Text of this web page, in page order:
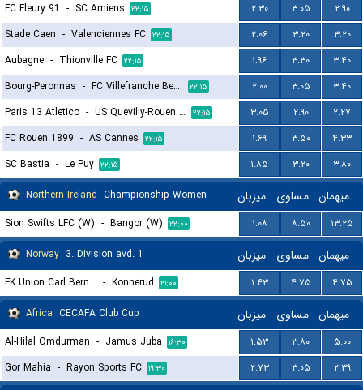
FC Fleury 91 - SC Amiens ۲۲:۱۵ ۲.۳۰ ۳.۰۵
۲.۹۰
Stade Caen - Valenciennes FC ۲۲:۱۵ ۲.۰۶ ۳.۲۰
۳.۲۰
Aubagne - Thionville FC ۲۲:۱۵ ۱.۹۶ ۳.۳۰
۳.۴۰
Bourg-Peronnas - FC Villefranche Beaujolais ۲۲:۱۵ ۲.۰۰ ۳.۰۵
۳.۴۰
Paris 13 Atletico - US Quevilly-Rouen Métropole ۲۲:۱۵ ۳.۰۵ ۲.۹۰
۲.۲۷
FC Rouen 1899 - AS Cannes ۲۲:۱۵ ۱.۶۹ ۳.۵۰
۴.۳۳
SC Bastia - Le Puy ۲۲:۱۵ ۱.۸۵ ۳.۲۰
۳.۸۰
Northern Ireland Championship Women میزبان مساوی میهمان
Sion Swifts LFC (W) - Bangor (W) ۲۲:۰۰ ۱.۰۸ ۸.۵۰
۱۳.۲۵
Norway 3. Division avd. 1 میزبان مساوی میهمان
FK Union Carl Berner - Konnerud ۲۱:۰۰ ۱.۴۳ ۴.۷۵
۴.۷۵
Africa CECAFA Club Cup میزبان مساوی میهمان
Al-Hilal Omdurman - Jamus Juba ۱۶:۳۰ ۱.۵۳ ۳.۸۰
۵.۰۰
Gor Mahia - Rayon Sports FC ۱۹:۳۰ ۲.۷۳ ۳.۰۵
۲.۳۹